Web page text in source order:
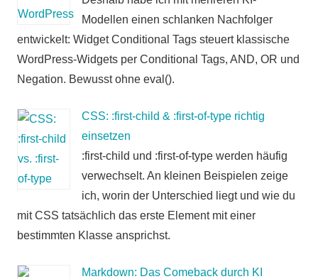
Modellen einen schlanken Nachfolger
entwickelt: Widget Conditional Tags steuert klassische
WordPress-Widgets per Conditional Tags, AND, OR und
Negation. Bewusst ohne eval().
CSS: :first-child & :first-of-type richtig
einsetzen
:first-child und :first-of-type werden häufig
verwechselt. An kleinen Beispielen zeige
ich, worin der Unterschied liegt und wie du
mit CSS tatsächlich das erste Element mit einer
bestimmten Klasse ansprichst.
Markdown: Das Comeback durch KI